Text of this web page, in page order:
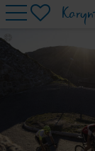
Mountainbike
Rekreacja
Kolarstwo szosowe
Noclegi
Usługa